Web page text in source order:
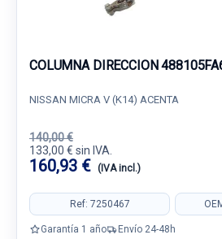
COLUMNA DIRECCION
NISSAN MICRA V (K14) ACENTA
140,00 €
133,00 € sin IVA.
160,93 € (IVA incl.)
Ref: 7250467
Garantía 1 año Envío 24-48h